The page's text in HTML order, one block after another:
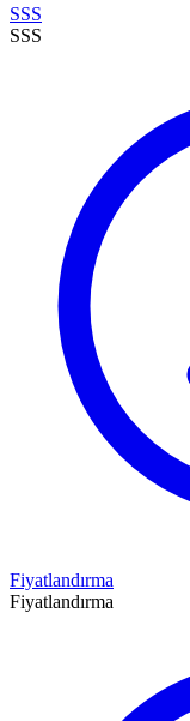
SSS
SSS
Fiyatlandırma
Fiyatlandırma